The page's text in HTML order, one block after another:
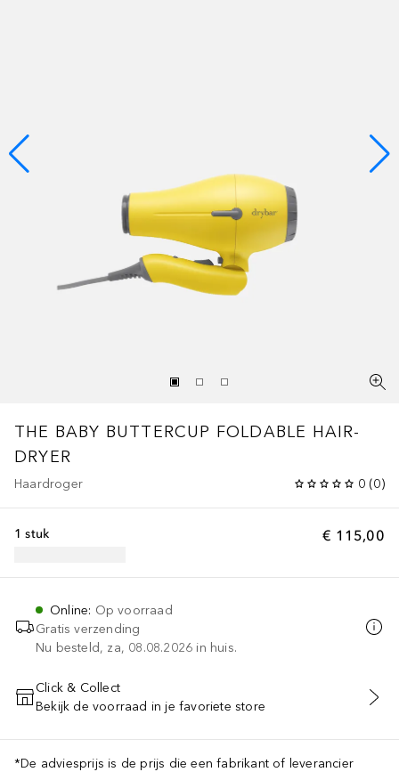
THE BABY BUTTERCUP FOLDABLE HAIR-
DRYER
Haardroger 0 (0)
€ 115,00
1 stuk
Online: Op voorraad
Gratis verzending
Nu besteld, za, 08.08.2026 in huis.
VOEG TOE AAN WINKELMANDJE
Click & Collect
Bekijk de voorraad in je favoriete store
*De adviesprijs is de prijs die een fabrikant of leverancier